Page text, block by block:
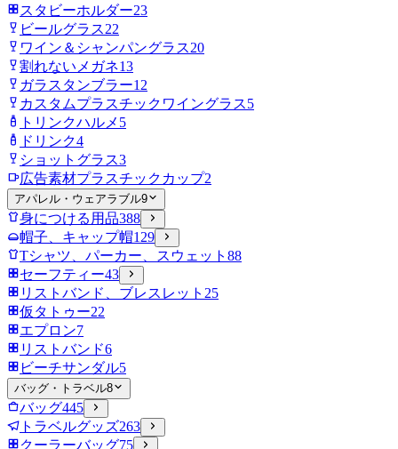
スタビーホルダー23
ビールグラス22
ワイン＆シャンパングラス20
割れないメガネ13
ガラスタンブラー12
カスタムプラスチックワイングラス5
トリンクハルメ 5
ドリンク4
ショットグラス3
広告素材プラスチックカップ2
アパレル・ウェアラブル9
身につける用品388
帽子、キャップ帽129
Tシャツ、パーカー、スウェット 88
セーフティー43
リストバンド、ブレスレット 25
仮タトゥー22
エプロン7
リストバンド6
ビーチサンダル5
バッグ・トラベル8
バッグ445
トラベルグッズ263
クーラーバッグ75